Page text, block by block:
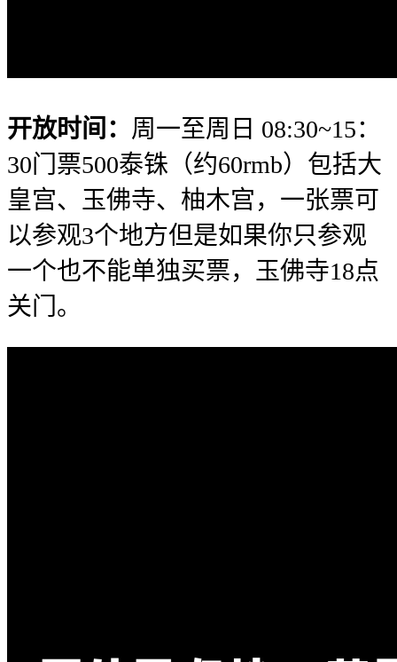
开放时间： 周一至周日 08:30~15：
30门票500泰铢（约60rmb）包括大
皇宫、玉佛寺、柚木宫，一张票可
以参观3个地方但是如果你只参观
一个也不能单独买票，玉佛寺18点
关门。